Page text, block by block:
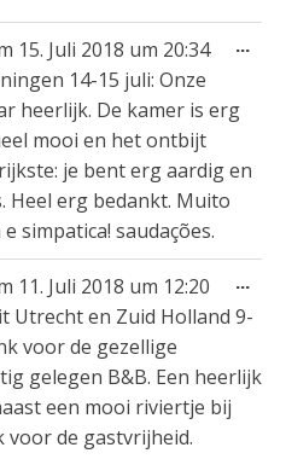
15. Juli 2018 um 20:34
14-15 juli: Onze
heerlijk. De kamer is erg
mooi en het ontbijt
je bent erg aardig en
Heel erg bedankt. Muito
simpatica! saudações.
...
11. Juli 2018 um 12:20
Utrecht en Zuid Holland 9-
voor de gezellige
gelegen B&B. Een heerlijk
een mooi riviertje bij
voor de gastvrijheid.
...